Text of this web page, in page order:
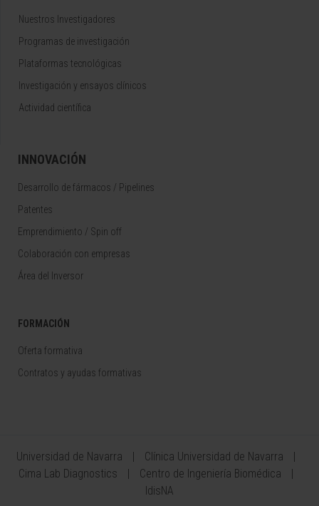
Nuestros Investigadores
Programas de investigación
Plataformas tecnológicas
Investigación y ensayos clínicos
Actividad científica
INNOVACIÓN
Desarrollo de fármacos / Pipelines
Patentes
Emprendimiento / Spin off
Colaboración con empresas
Área del Inversor
FORMACIÓN
Oferta formativa
Contratos y ayudas formativas
Universidad de Navarra
Clínica Universidad de Navarra
Cima Lab Diagnostics
Centro de Ingeniería Biomédica
IdisNA